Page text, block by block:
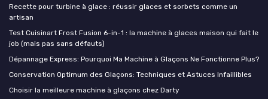
Recette pour turbine à glace : réussir glaces et sorbets comme un
artisan
Test Cuisinart Frost Fusion 6-in-1 : la machine à glaces maison qui fait le
job (mais pas sans défauts)
Dépannage Express: Pourquoi Ma Machine à Glaçons Ne Fonctionne Plus?
Conservation Optimum des Glaçons: Techniques et Astuces Infaillibles
Choisir la meilleure machine à glaçons chez Darty